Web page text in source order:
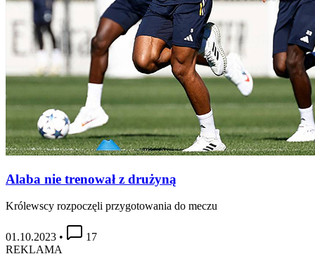
Alaba nie trenował z drużyną
Królewscy rozpoczęli przygotowania do meczu
01.10.2023 •
17
REKLAMA